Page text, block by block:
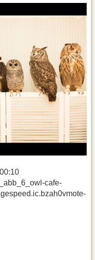
cafe-